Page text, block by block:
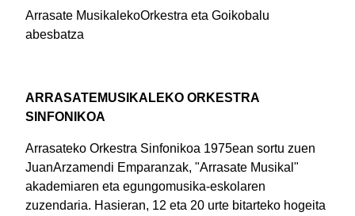
Arrasate MusikalekoOrkestra eta Goikobalu
abesbatza
ARRASATEMUSIKALEKO ORKESTRA
SINFONIKOA
Arrasateko Orkestra Sinfonikoa 1975ean sortu zuen
JuanArzamendi Emparanzak, "Arrasate Musikal"
akademiaren eta egungomusika-eskolaren
zuzendaria. Hasieran, 12 eta 20 urte bitarteko hogeita